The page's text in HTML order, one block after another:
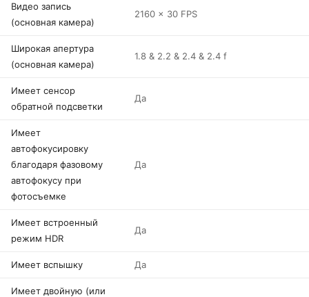
Видео запись
(основная камера)
2160 x 30 FPS
Широкая апертура
(основная камера)
1.8 & 2.2 & 2.4 & 2.4 f
Имеет сенсор
обратной подсветки
Да
Имеет
автофокусировку
благодаря фазовому
автофокусу при
фотосъемке
Да
Имеет встроенный
режим HDR
Да
Имеет вспышку Да
Имеет двойную (или